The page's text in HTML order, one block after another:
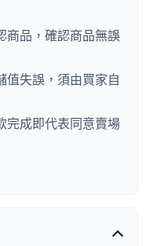
商品，確認商品無誤
值失誤，須由買家自
完成即代表同意賣場